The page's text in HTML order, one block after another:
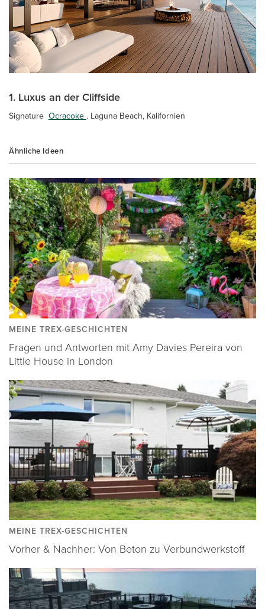
1. Luxus an der Cliffside
Signature Ocracoke . Laguna Beach, Kalifornien
Ähnliche Ideen
MEINE TREX-GESCHICHTEN
Fragen und Antworten mit Amy Davies Pereira von
Little House in London
MEINE TREX-GESCHICHTEN
Vorher & Nachher: Von Beton zu Verbundwerkstoff